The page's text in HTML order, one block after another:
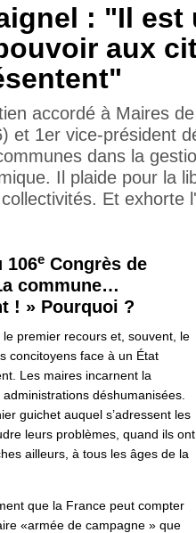
: "Il est
aux
accordé à Maires
et 1er vice-président
dans la
Il plaide pour la
Et exhorte
106e Congrès de
commune…
! » Pourquoi ?
premier recours et, souvent, le
concitoyens face à un État
Les maires incarnent la
déshumanisées.
guichet auquel s’adressent les
leurs problèmes, quand ils ont
ailleurs, à tous les âges de la
que la France peut compter
«armée de campagne » que